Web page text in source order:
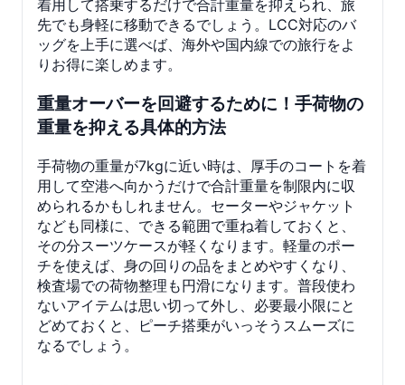
着用して搭乗するだけで合計重量を抑えられ、旅
先でも身軽に移動できるでしょう。LCC対応のバ
ッグを上手に選べば、海外や国内線での旅行をよ
りお得に楽しめます。
重量オーバーを回避するために！手荷物の
重量を抑える具体的方法
手荷物の重量が7kgに近い時は、厚手のコートを着
用して空港へ向かうだけで合計重量を制限内に収
められるかもしれません。セーターやジャケット
なども同様に、できる範囲で重ね着しておくと、
その分スーツケースが軽くなります。軽量のポー
チを使えば、身の回りの品をまとめやすくなり、
検査場での荷物整理も円滑になります。普段使わ
ないアイテムは思い切って外し、必要最小限にと
どめておくと、ピーチ搭乗がいっそうスムーズに
なるでしょう。